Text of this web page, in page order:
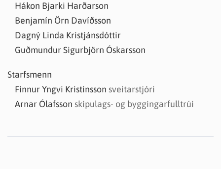
Hákon Bjarki Harðarson
Benjamín Örn Davíðsson
Dagný Linda Kristjánsdóttir
Guðmundur Sigurbjörn Óskarsson
Starfsmenn
Finnur Yngvi Kristinsson sveitarstjóri
Arnar Ólafsson skipulags- og byggingarfulltrúi